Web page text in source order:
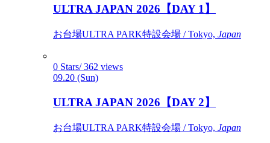
ULTRA JAPAN 2026【DAY 1】
お台場ULTRA PARK特設会場 / Tokyo, Japan
0 Stars/ 362 views
09.20 (Sun)
ULTRA JAPAN 2026【DAY 2】
お台場ULTRA PARK特設会場 / Tokyo, Japan